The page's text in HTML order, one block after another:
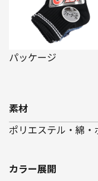
パッケージ
素材
ポリエステル・綿・
カラー展開